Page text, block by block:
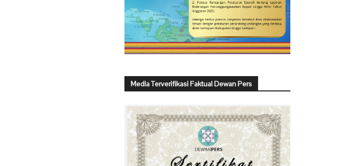
Media Terverifikasi Faktual Dewan Pers